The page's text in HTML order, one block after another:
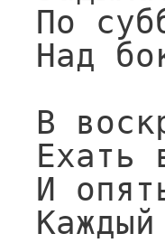
По
Над
В
Ехать
И